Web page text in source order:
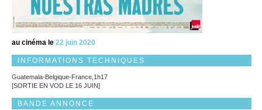
au cinéma le 22 juin 2020
INFORMATIONS TECHNIQUES
Guatemala-Belgique-France,1h17
[SORTIE EN VOD LE 16 JUIN]
BANDE ANNONCE